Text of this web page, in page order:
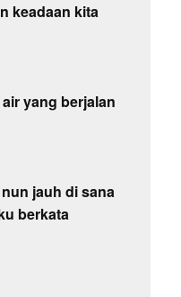
keadaan kita
yang berjalan
jauh di sana
berkata